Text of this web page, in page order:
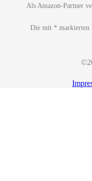
Als Amazon-Partner
Die mit * markierten